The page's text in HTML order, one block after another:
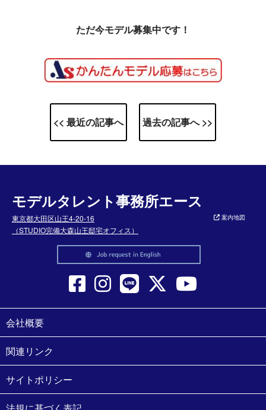
ただ今モデル募集中です！
<< 最近の記事へ 過去の記事へ >>
モデルタレント事務所エース
東京都大田区山王4-20-16
（STUDIO完備大森山王邸宅オフィス）
案内地図
会社概要
関連リンク
サイトポリシー